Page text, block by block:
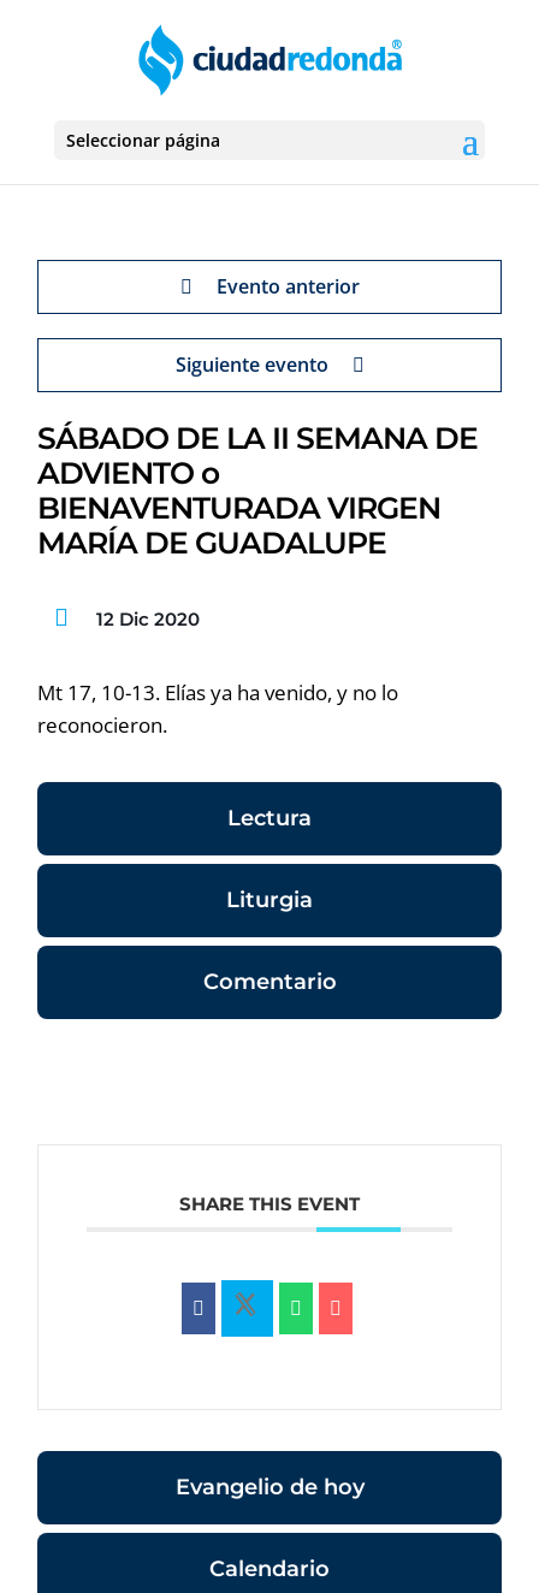
Seleccionar página
Evento anterior
Siguiente evento
SÁBADO DE LA II SEMANA DE
ADVIENTO o
BIENAVENTURADA VIRGEN
MARÍA DE GUADALUPE
12 Dic 2020
Mt 17, 10-13. Elías ya ha venido, y no lo
reconocieron.
Lectura
Liturgia
Comentario
SHARE THIS EVENT
Evangelio de hoy
Calendario